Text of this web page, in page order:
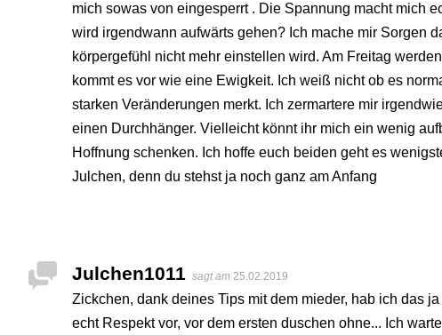
mich sowas von eingesperrt . Die Spannung macht mich
wird irgendwann aufwärts gehen? Ich mache mir Sorgen
körpergefühl nicht mehr einstellen wird. Am Freitag
kommt es vor wie eine Ewigkeit. Ich weiß nicht ob es
starken Veränderungen merkt. Ich zermartere mir
einen Durchhänger. Vielleicht könnt ihr mich ein wenig
Hoffnung schenken. Ich hoffe euch beiden geht es
Julchen, denn du stehst ja noch ganz am Anfang
Julchen1011 sagt am 25.02.2019
Zickchen, dank deines Tips mit dem mieder, hab ich das
echt Respekt vor, vor dem ersten duschen ohne... Ich